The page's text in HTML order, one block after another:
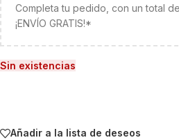
Completa tu pedido, con un total
¡ENVÍO GRATIS!*
Sin existencias
Añadir a la lista de deseos